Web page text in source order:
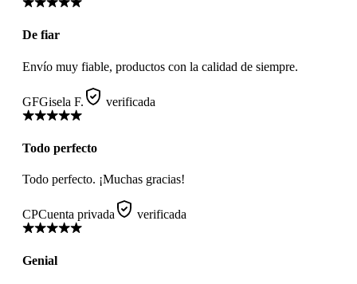
De fiar
Envío muy fiable, productos con la calidad de siempre.
GFGisela F. verificada
Todo perfecto
Todo perfecto. ¡Muchas gracias!
CPCuenta privada verificada
Genial